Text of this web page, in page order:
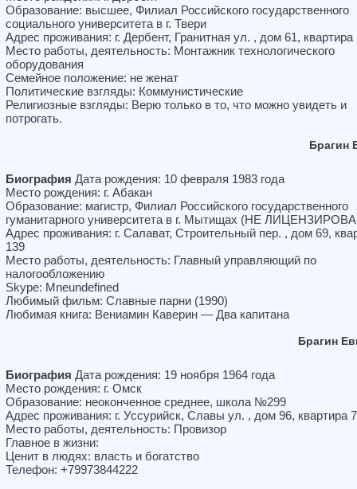
Образование: высшее, Филиал Российского государственного
социального университета в г. Твери
Адрес проживания: г. Дербент, Гранитная ул. , дом 61, квартира
Место работы, деятельность: Монтажник технологического
оборудования
Семейное положение: не женат
Политические взгляды: Коммунистические
Религиозные взгляды: Верю только в то, что можно увидеть и
потрогать.
Брагин
Биография Дата рождения: 10 февраля 1983 года
Место рождения: г. Абакан
Образование: магистр, Филиал Российского государственного
гуманитарного университета в г. Мытищах (НЕ
Адрес проживания: г. Салават, Строительный пер. , дом 69,
139
Место работы, деятельность: Главный управляющий по
налогообложению
Skype: Mneundefined
Любимый фильм: Славные парни (1990)
Любимая книга: Вениамин Каверин — Два капитана
Брагин
Биография Дата рождения: 19 ноября 1964 года
Место рождения: г. Омск
Образование: неоконченное среднее, школа №299
Адрес проживания: г. Уссурийск, Славы ул. , дом 96, квартира
Место работы, деятельность: Провизор
Главное в жизни:
Ценит в людях: власть и богатство
Телефон: +79973844222